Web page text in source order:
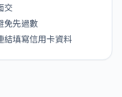
交
免先過數
結填寫信用卡資料